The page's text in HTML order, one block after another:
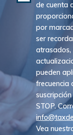
de cuenta
por
ser
atrasados,
pueden
frecuencia
STOP.
Vea